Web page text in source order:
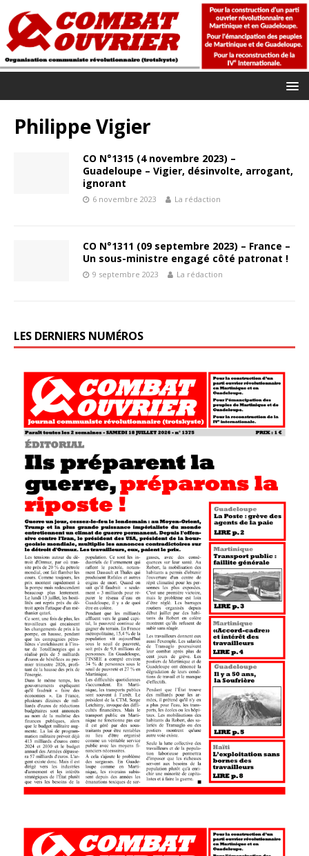
Philippe Vigier
CO N°1315 (4 novembre 2023) –
Guadeloupe – Vigier, désinvolte, arrogant,
ignorant
6 novembre 2023 La rédaction
CO N°1311 (09 septembre 2023) – France –
Un sous-ministre engagé côté patronat !
9 septembre 2023 La rédaction
LES DERNIERS NUMÉROS